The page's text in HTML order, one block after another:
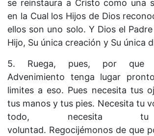
se reinstaura a Cristo como una
en la Cual los Hijos de Dios
ellos son uno solo. Y Dios el
Hijo, Su única creación y Su única
5. Ruega, pues, por que
Advenimiento tenga lugar
limites a eso. Pues necesita tus
tus manos y tus pies. Necesita tu
todo, necesita
voluntad. Regocijémonos de que